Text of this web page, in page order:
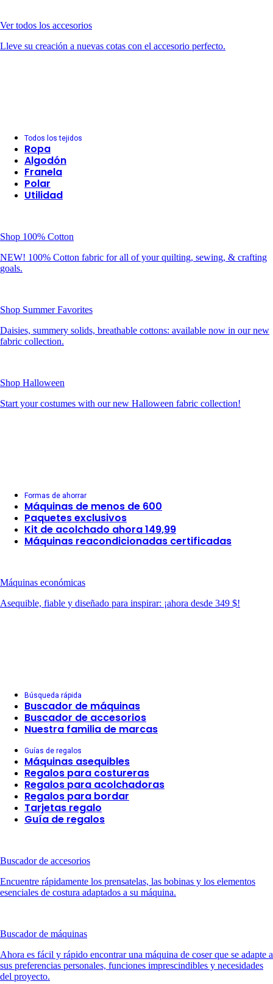
Ver todos los accesorios
Lleve su creación a nuevas cotas con el accesorio perfecto.
Todos los tejidos
Ropa
Algodón
Franela
Polar
Utilidad
Shop 100% Cotton
NEW! 100% Cotton fabric for all of your quilting, sewing, & crafting
goals.
Shop Summer Favorites
Daisies, summery solids, breathable cottons: available now in our new
fabric collection.
Shop Halloween
Start your costumes with our new Halloween fabric collection!
Formas de ahorrar
Máquinas de menos de 600
Paquetes exclusivos
Kit de acolchado ahora 149,99
Máquinas reacondicionadas certificadas
Máquinas económicas
Asequible, fiable y diseñado para inspirar: ¡ahora desde 349 $!
Búsqueda rápida
Buscador de máquinas
Buscador de accesorios
Nuestra familia de marcas
Guías de regalos
Máquinas asequibles
Regalos para costureras
Regalos para acolchadoras
Regalos para bordar
Tarjetas regalo
Guía de regalos
Buscador de accesorios
Encuentre rápidamente los prensatelas, las bobinas y los elementos
esenciales de costura adaptados a su máquina.
Buscador de máquinas
Ahora es fácil y rápido encontrar una máquina de coser que se adapte a
sus preferencias personales, funciones imprescindibles y necesidades
del proyecto.